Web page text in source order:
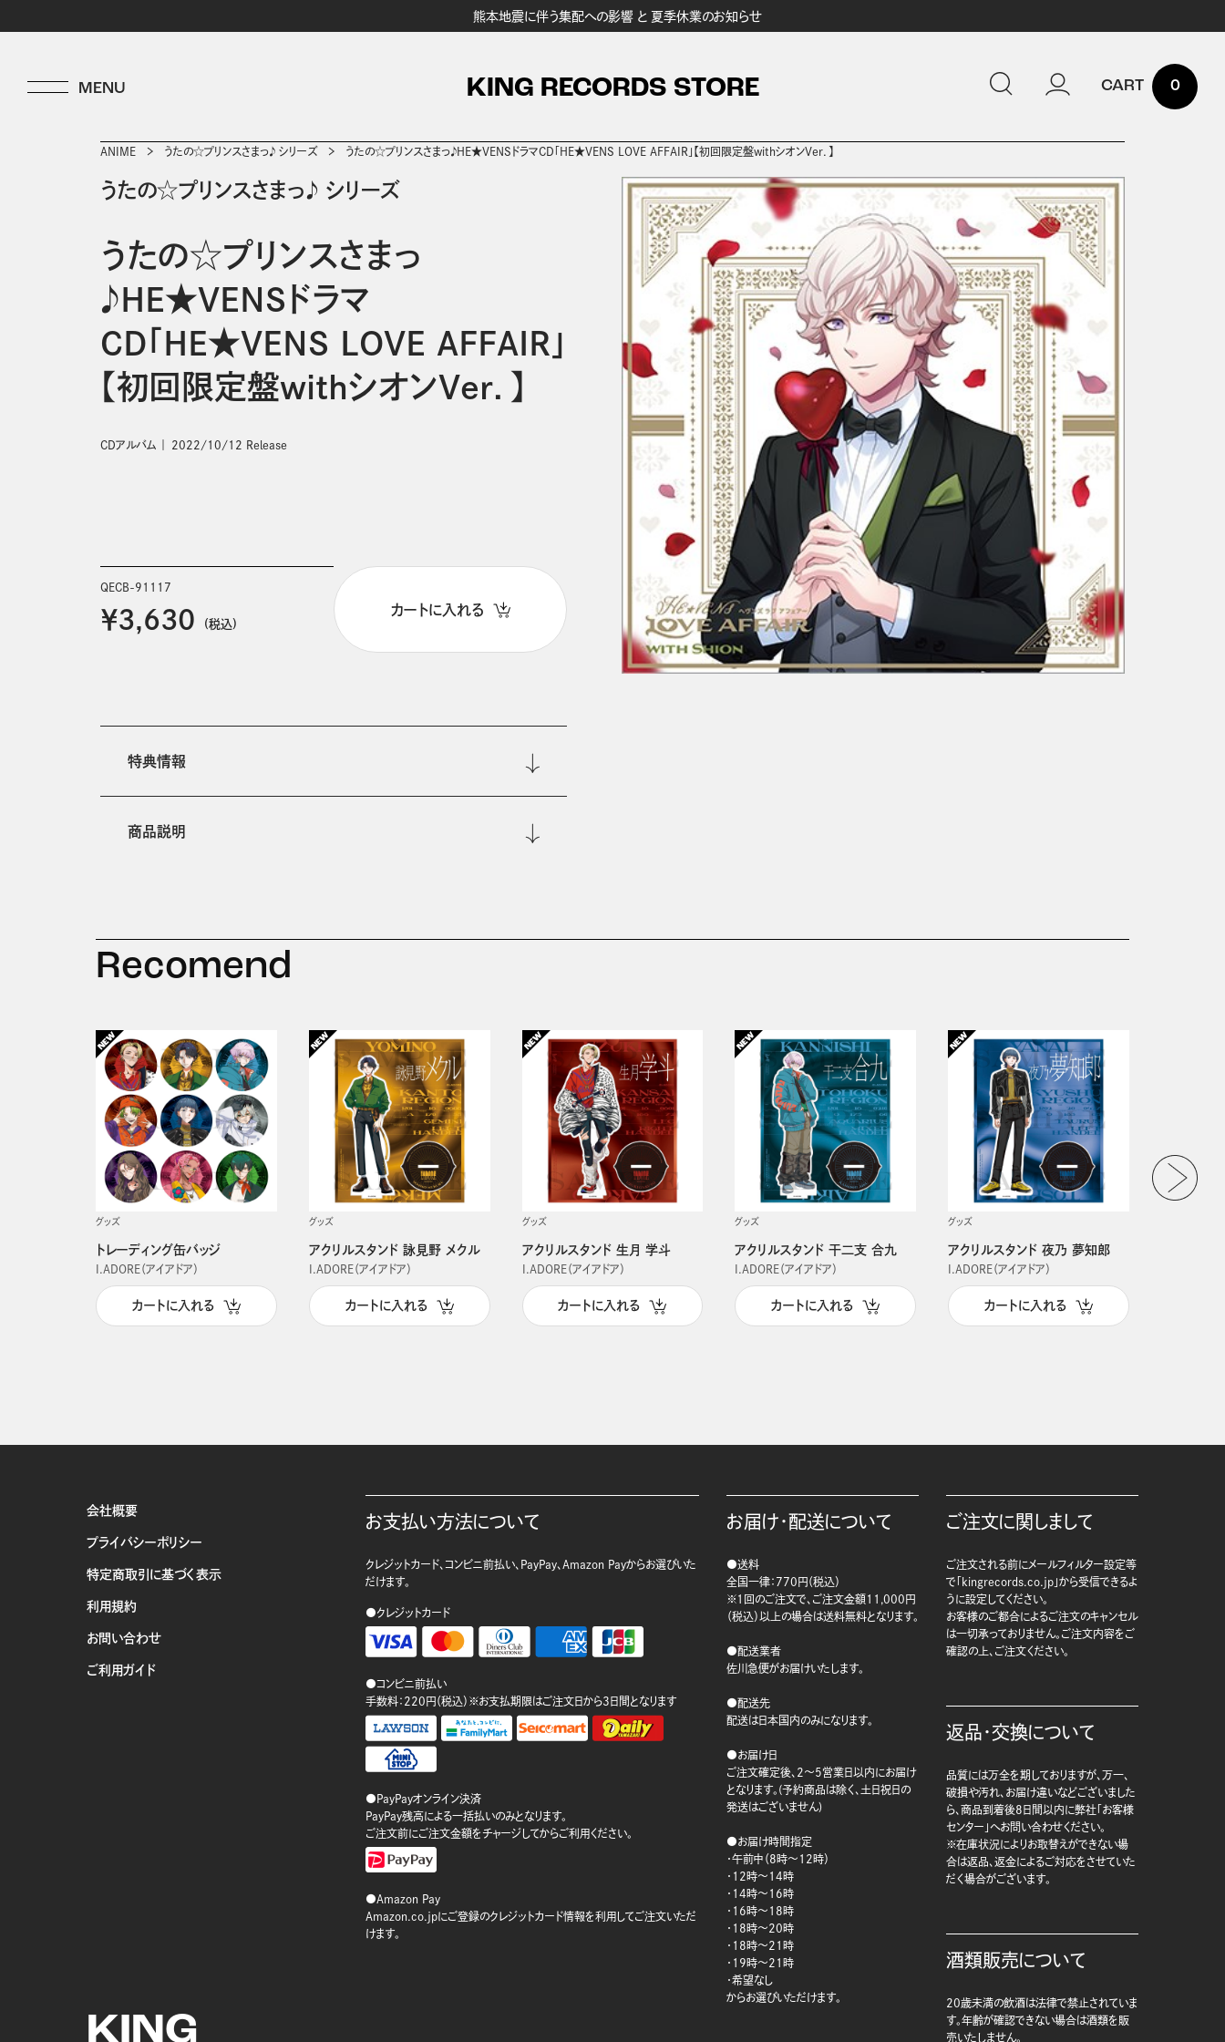
熊本地震に伴う集配への影響 と 夏季休業のお知らせ
KING RECORDS STORE 0
ANIME うたの☆プリンスさまっ♪ シリーズ うたの☆プリンスさまっ♪HE★VENSドラマCD「HE★VENS LOVE AFFAIR」【初回限定盤withシオンVer．】
うたの☆プリンスさまっ♪ シリーズ
うたの☆プリンスさまっ
♪HE★VENSドラマ
CD「HE★VENS LOVE AFFAIR」
【初回限定盤withシオンVer．】
CDアルバム 2022/10/12 Release
QECB-91117
￥3,630 (税込)
カートに入れる
特典情報
商品説明
Recomend
グッズ
トレーディング缶バッジ
I.ADORE（アイアドア）
カートに入れる
グッズ
アクリルスタンド 詠見野 メクル
I.ADORE（アイアドア）
カートに入れる
グッズ
アクリルスタンド 生月 学斗
I.ADORE（アイアドア）
カートに入れる
グッズ
アクリルスタンド 干二支 合九
I.ADORE（アイアドア）
カートに入れる
グッズ
アクリルスタンド 夜乃 夢知郎
I.ADORE（アイアドア）
カートに入れる
会社概要
プライバシーポリシー
特定商取引に基づく表示
利用規約
お問い合わせ
ご利用ガイド
KING
お支払い方法について
クレジットカード、コンビニ前払い、PayPay、Amazon Payからお選びいた
だけます。
●クレジットカード
●コンビニ前払い
手数料：220円（税込）※お支払期限はご注文日から3日間となります
●PayPayオンライン決済
PayPay残高による一括払いのみとなります。
ご注文前にご注文金額をチャージしてからご利用ください。
●Amazon Pay
Amazon.co.jpにご登録のクレジットカード情報を利用してご注文いただ
けます。
お届け・配送について
●送料
全国一律：770円（税込）
※1回のご注文で、ご注文金額11,000円
（税込）以上の場合は送料無料となります。
●配送業者
佐川急便がお届けいたします。
●配送先
配送は日本国内のみになります。
●お届け日
ご注文確定後、2～5営業日以内にお届け
となります。(予約商品は除く、土日祝日の
発送はございません)
●お届け時間指定
・午前中（8時～12時）
・12時～14時
・14時～16時
・16時～18時
・18時～20時
・18時～21時
・19時～21時
・希望なし
からお選びいただけます。
ご注文に関しまして
ご注文される前にメールフィルター設定等
で「kingrecords.co.jp」から受信できるよ
うに設定してください。
お客様のご都合によるご注文のキャンセル
は一切承っておりません。ご注文内容をご
確認の上、ご注文ください。
返品・交換について
品質には万全を期しておりますが、万一、
破損や汚れ、お届け違いなどございました
ら、商品到着後8日間以内に弊社「お客様
センター」へお問い合わせください。
※在庫状況によりお取替えができない場
合は返品、返金によるご対応をさせていた
だく場合がございます。
酒類販売について
20歳未満の飲酒は法律で禁止されていま
す。年齢が確認できない場合は酒類を販
売いたしません。